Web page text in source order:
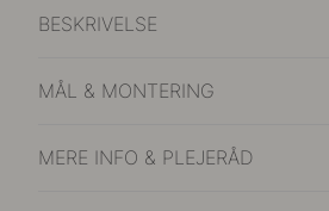
BESKRIVELSE
MÅL & MONTERING
MERE INFO & PLEJERÅD